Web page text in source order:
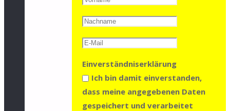
Einverständniserklärung
Ich bin damit einverstanden,
dass meine angegebenen Daten
gespeichert und verarbeitet